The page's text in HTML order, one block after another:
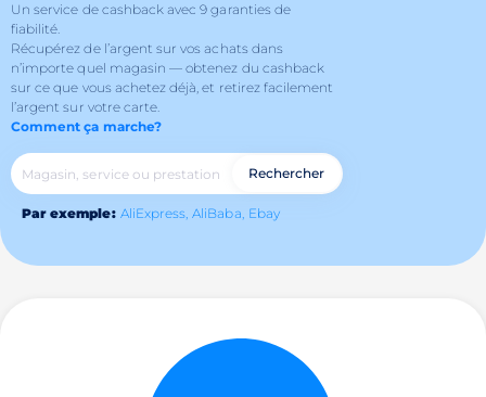
Un service de cashback avec 9 garanties de
fiabilité.
Récupérez de l’argent sur vos achats dans
n’importe quel magasin — obtenez du cashback
sur ce que vous achetez déjà, et retirez facilement
l’argent sur votre carte.
Comment ça marche?
Rechercher
Par exemple: AliExpress, AliBaba, Ebay